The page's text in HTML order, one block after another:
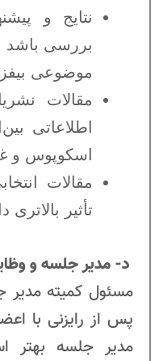
نتایج و
بررسی باشد
موضوعی
مقالات
اطلاعاتی
اسکوپوس و
مقالات
تأثیر
د- مدیر جلسه و
مسئول کمیته مدیر
پس از رایزنی با
مدیر جلسه